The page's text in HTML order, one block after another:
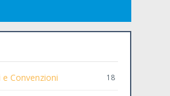
Convenzioni 18